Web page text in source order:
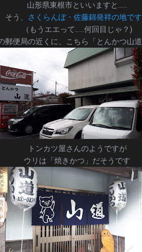
山形県東根市といいますと……
そう、
さくらんぼ・佐藤錦発祥の地です
（もうエエって……何回目じゃ？)
郵便局の近くに、こちら「とんかつ山
トンカツ屋さんのようですが
ウリは「焼きかつ」だそうです